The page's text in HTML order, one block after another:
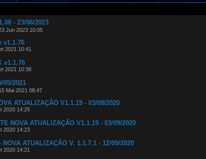
- 23/06/2023
Jun 2023 10:05
v1.1.76
2021 10:41
v1.1.76
2021 10:38
05/2021
Mai 2021 08:47
ATUALIZAÇÃO V1.1.19 - 03/09/2020
2020 14:25
NOVA ATUALIZAÇÃO V1.1.19 - 03/09/2020
2020 14:23
NOVA ATUALIZAÇÃO V. 1.1.7.1 - 12/09/2020
2020 14:21